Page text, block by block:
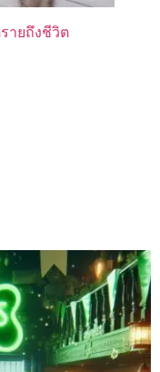
ายถึงชีวิต